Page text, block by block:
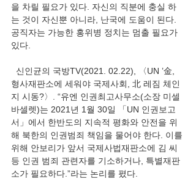
을 차릴 필요가 있다. 자신의 직분에 충실 하
는 것이 자신뿐 아니라, 난국에 도움이 된다.
공직자는 가능한 홍위병 정치는 멈출 필요가
있다.
형사재판소에 세워야 국제사회, 北 레짐 체인
지 시동?〉. “유엔 인권최고사무소(소장 미셀
바셀렛)는 2021년 1월 30일 「UN 인권보고
서」에서 한반도의 지속적 평화와 안전을 위
해 북한의 인권범죄 책임을 물어야 한다. 이를
위해 안보리가 앞서 국제사법재판소에 김 씨
등 인권 범죄 관련자를 기소하거나, 특별재판
소가 필요하다.”라는 논리를 폈다.